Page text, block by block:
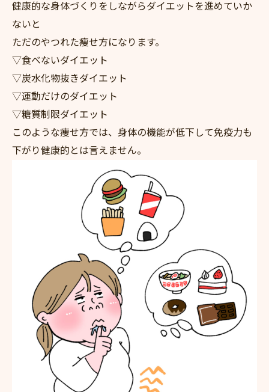
健康的な身体づくりをしながらダイエットを進めていか
ないと
ただのやつれた痩せ方になります。
▽食べないダイエット
▽炭水化物抜きダイエット
▽運動だけのダイエット
▽糖質制限ダイエット
このような痩せ方では、身体の機能が低下して免疫力も
下がり健康的とは言えません。